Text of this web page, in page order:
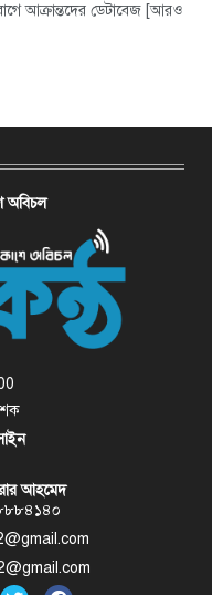
আক্রান্তদের ডেটাবেজ [আরও
অবিচল
আহমেদ